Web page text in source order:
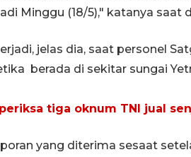
Minggu (18/5)," katanya saat
jelas dia, saat personel
berada di sekitar sungai
tiga oknum TNI jual
yang diterima sesaat